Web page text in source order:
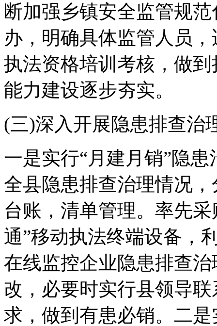
断加强乡镇安全监管规
办，明确具体监管人员
执法资格培训考核，做
能力建设逐步夯实。
(三)深入开展隐患排查治
一是实行“月建月销”隐
全县隐患排查治理情况
台账，清单管理。率先
通”移动执法终端设备，
在线监控企业隐患排查
改，必要时实行县领导
求，做到有患必销。二